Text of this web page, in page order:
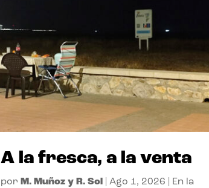
A la fresca, a la venta
por M. Muñoz y R. Sol |Ago 1, 2026 En la